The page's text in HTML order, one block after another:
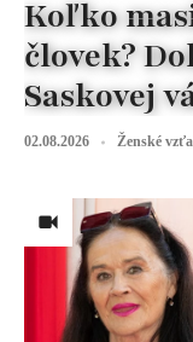
Koľko
človek?
Saskovej
02.08.2026 Ženské